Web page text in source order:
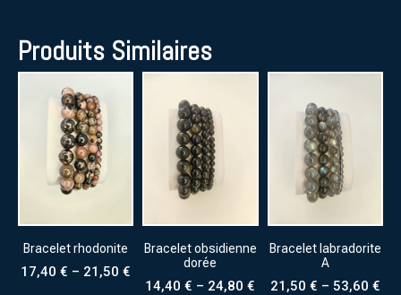
Produits Similaires
Bracelet rhodonite
17,40€ – 21,50€
Bracelet obsidienne
dorée
14,40€ – 24,80€
Bracelet labradorite
A
21,50 € – 53,60 €